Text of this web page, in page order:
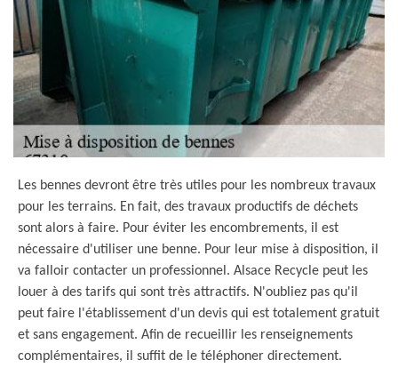
Les bennes devront être très utiles pour les nombreux travaux
pour les terrains. En fait, des travaux productifs de déchets
sont alors à faire. Pour éviter les encombrements, il est
nécessaire d'utiliser une benne. Pour leur mise à disposition, il
va falloir contacter un professionnel. Alsace Recycle peut les
louer à des tarifs qui sont très attractifs. N'oubliez pas qu'il
peut faire l'établissement d'un devis qui est totalement gratuit
et sans engagement. Afin de recueillir les renseignements
complémentaires, il suffit de le téléphoner directement.